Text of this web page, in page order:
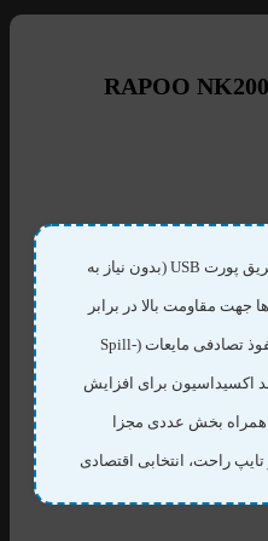
اتصال باسیم سریع و پایدار از طریق پورت USB (بدون نیاز به
مقاومت بالا در برابر
طراحی ایمن و مقاوم در برابر نفوذ تصادفی مایعات (Spill-
برای افزایش
110 کلیدی به همراه بخش عددی مجزا
راحت، انتخابی اقتصادی